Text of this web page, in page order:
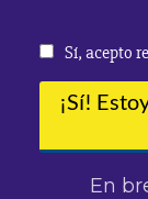
En